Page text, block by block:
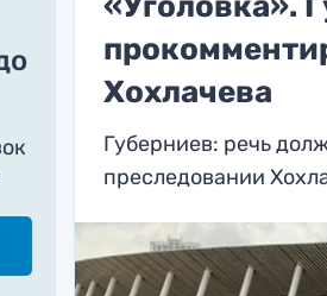
Хохлачева
Губерниев: речь
преследовании